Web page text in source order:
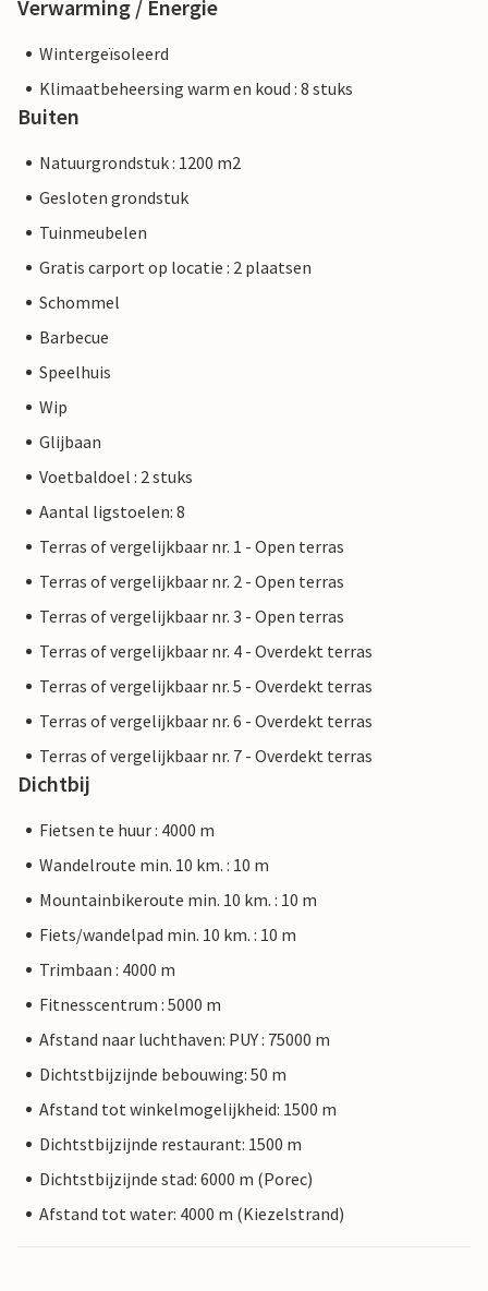
Verwarming / Energie
Wintergeïsoleerd
Klimaatbeheersing warm en koud : 8 stuks
Buiten
Natuurgrondstuk : 1200 m2
Gesloten grondstuk
Tuinmeubelen
Gratis carport op locatie : 2 plaatsen
Schommel
Barbecue
Speelhuis
Wip
Glijbaan
Voetbaldoel : 2 stuks
Aantal ligstoelen: 8
Terras of vergelijkbaar nr. 1 - Open terras
Terras of vergelijkbaar nr. 2 - Open terras
Terras of vergelijkbaar nr. 3 - Open terras
Terras of vergelijkbaar nr. 4 - Overdekt terras
Terras of vergelijkbaar nr. 5 - Overdekt terras
Terras of vergelijkbaar nr. 6 - Overdekt terras
Terras of vergelijkbaar nr. 7 - Overdekt terras
Dichtbij
Fietsen te huur : 4000 m
Wandelroute min. 10 km. : 10 m
Mountainbikeroute min. 10 km. : 10 m
Fiets/wandelpad min. 10 km. : 10 m
Trimbaan : 4000 m
Fitnesscentrum : 5000 m
Afstand naar luchthaven: PUY : 75000 m
Dichtstbijzijnde bebouwing: 50 m
Afstand tot winkelmogelijkheid: 1500 m
Dichtstbijzijnde restaurant: 1500 m
Dichtstbijzijnde stad: 6000 m (Porec)
Afstand tot water: 4000 m (Kiezelstrand)